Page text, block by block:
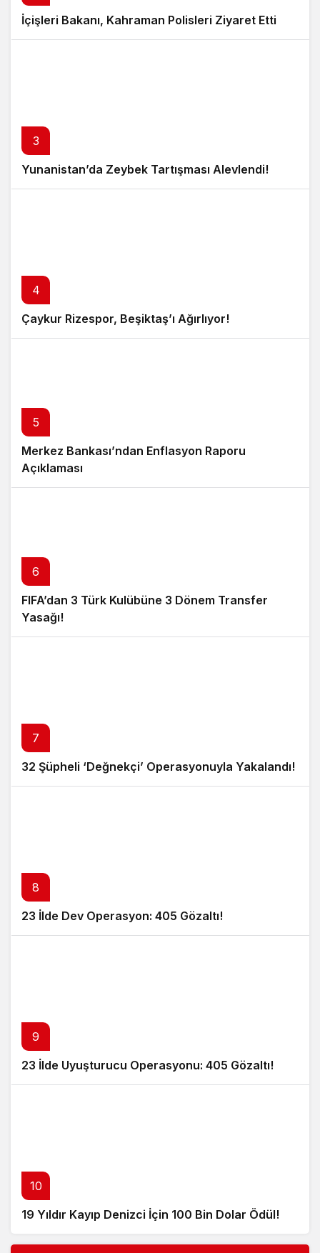
İçişleri Bakanı, Kahraman Polisleri Ziyaret Etti
3
Yunanistan’da Zeybek Tartışması Alevlendi!
4
Çaykur Rizespor, Beşiktaş’ı Ağırlıyor!
5
Merkez Bankası’ndan Enflasyon Raporu
Açıklaması
6
FIFA’dan 3 Türk Kulübüne 3 Dönem Transfer
Yasağı!
7
32 Şüpheli ‘Değnekçi’ Operasyonuyla Yakalandı!
8
23 İlde Dev Operasyon: 405 Gözaltı!
9
23 İlde Uyuşturucu Operasyonu: 405 Gözaltı!
10
19 Yıldır Kayıp Denizci İçin 100 Bin Dolar Ödül!